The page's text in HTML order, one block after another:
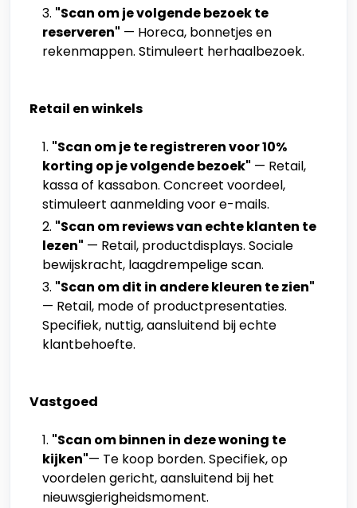
"Scan om je volgende bezoek te
reserveren" — Horeca, bonnetjes en
rekenmappen. Stimuleert herhaalbezoek.
Retail en winkels
"Scan om je te registreren voor 10%
korting op je volgende bezoek" — Retail,
kassa of kassabon. Concreet voordeel,
stimuleert aanmelding voor e-mails.
"Scan om reviews van echte klanten te
lezen" — Retail, productdisplays. Sociale
bewijskracht, laagdrempelige scan.
"Scan om dit in andere kleuren te zien"
— Retail, mode of productpresentaties.
Specifiek, nuttig, aansluitend bij echte
klantbehoefte.
Vastgoed
"Scan om binnen in deze woning te
kijken"— Te koop borden. Specifiek, op
voordelen gericht, aansluitend bij het
nieuwsgierigheidsmoment.